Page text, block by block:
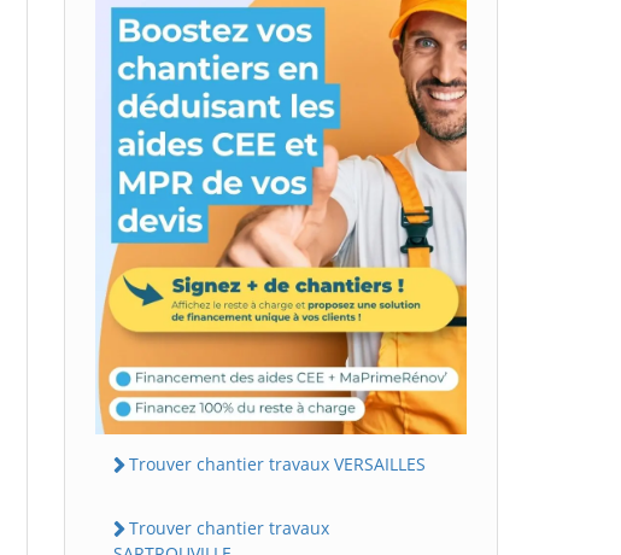
Trouver chantier travaux VERSAILLES
Trouver chantier travaux